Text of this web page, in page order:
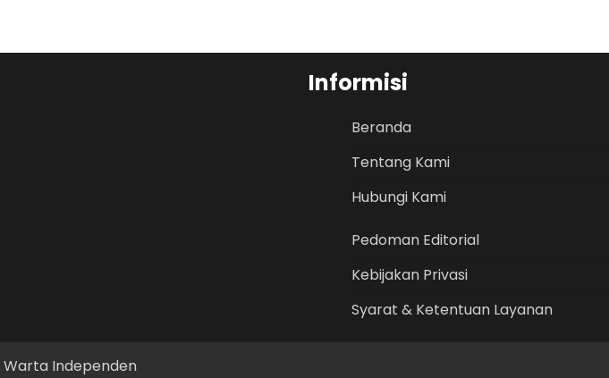
Informisi
Beranda
Tentang Kami
Hubungi Kami
Pedoman Editorial
Kebijakan Privasi
Syarat & Ketentuan Layanan
Warta Independen